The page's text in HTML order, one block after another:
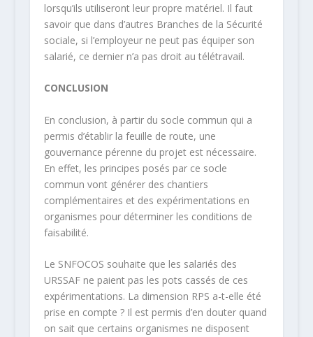
lorsqu’ils utiliseront leur propre matériel. Il faut
savoir que dans d’autres Branches de la Sécurité
sociale, si l’employeur ne peut pas équiper son
salarié, ce dernier n’a pas droit au télétravail.
CONCLUSION
En conclusion, à partir du socle commun qui a
permis d’établir la feuille de route, une
gouvernance pérenne du projet est nécessaire.
En effet, les principes posés par ce socle
commun vont générer des chantiers
complémentaires et des expérimentations en
organismes pour déterminer les conditions de
faisabilité.
Le SNFOCOS souhaite que les salariés des
URSSAF ne paient pas les pots cassés de ces
expérimentations. La dimension RPS a-t-elle été
prise en compte ? Il est permis d’en douter quand
on sait que certains organismes ne disposent